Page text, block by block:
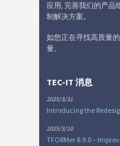
₣ 瑞士
M
应用, 完善我们的产品
制解决方案。
如您正在寻找高质量
量。
TEC-IT 消息
2025/3/31
Introducing the
2025/3/10
TFORMer 8.9.0 –